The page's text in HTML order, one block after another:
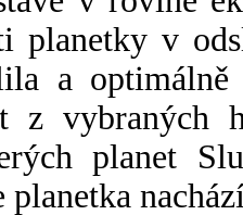
planetky v
a
z vybraných
planet
planetka